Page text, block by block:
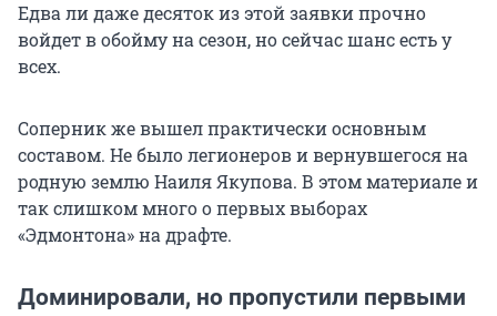
Едва ли даже десяток из этой заявки прочно
войдет в обойму на сезон, но сейчас шанс есть у
всех.
Соперник же вышел практически основным
составом. Не было легионеров и вернувшегося на
родную землю Наиля Якупова. В этом материале и
так слишком много о первых выборах
«Эдмонтона» на драфте.
Доминировали, но пропустили первыми